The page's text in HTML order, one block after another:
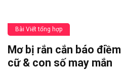
Bài Viết tổng hợp
Mơ bị rắn cắn báo
cữ & con số may mắn